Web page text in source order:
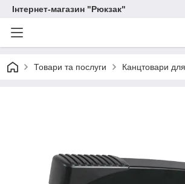
Інтернет-магазин "Рюкзак"
Товари та послуги Канцтовари